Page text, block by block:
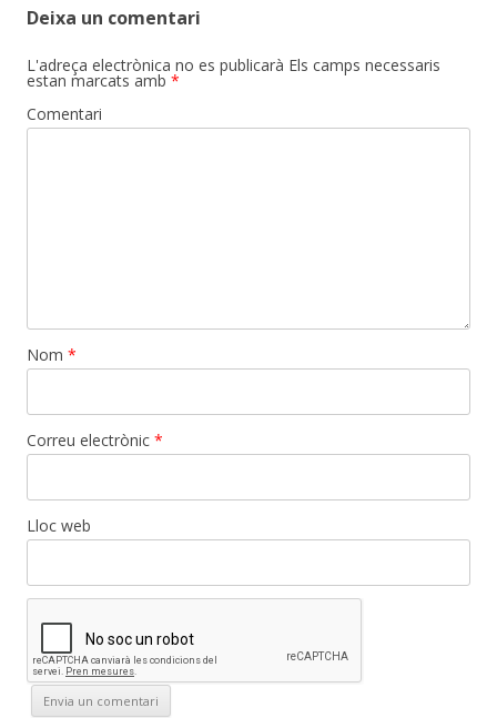
Deixa un comentari
L'adreça electrònica no es publicarà Els camps necessaris
estan marcats amb *
Comentari
Nom *
Correu electrònic *
Lloc web